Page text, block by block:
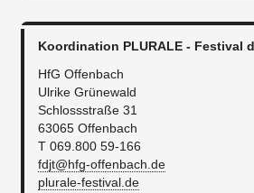
Koordination PLURALE - Festival
HfG Offenbach
Ulrike Grünewald
Schlossstraße 31
63065 Offenbach
T 069.800 59-166
fdjt@hfg-offenbach.de
plurale-festival.de